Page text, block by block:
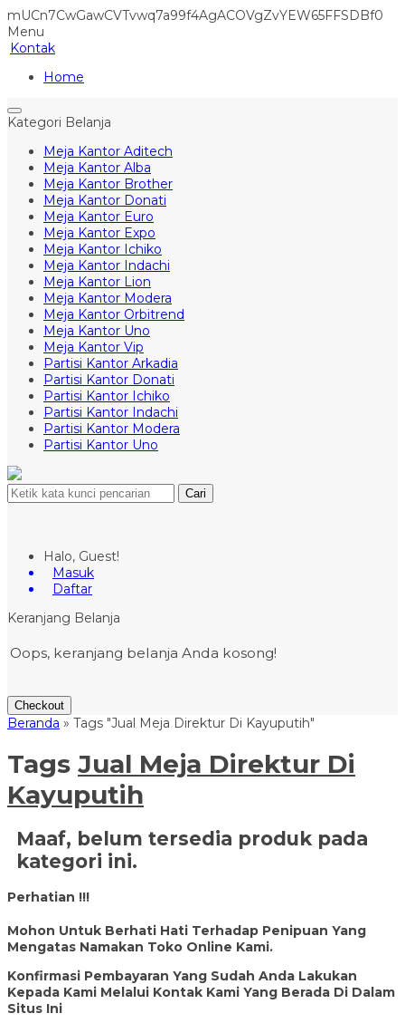
mUCn7CwGawCVTvwq7a99f4AgACOVgZvYEW65FFSDBf0
Menu
Kontak
Home
Kategori Belanja
Meja Kantor Aditech
Meja Kantor Alba
Meja Kantor Brother
Meja Kantor Donati
Meja Kantor Euro
Meja Kantor Expo
Meja Kantor Ichiko
Meja Kantor Indachi
Meja Kantor Lion
Meja Kantor Modera
Meja Kantor Orbitrend
Meja Kantor Uno
Meja Kantor Vip
Partisi Kantor Arkadia
Partisi Kantor Donati
Partisi Kantor Ichiko
Partisi Kantor Indachi
Partisi Kantor Modera
Partisi Kantor Uno
Cari
Halo, Guest!
Masuk
Daftar
Keranjang Belanja
Oops, keranjang belanja Anda kosong!
Checkout
Beranda » Tags "Jual Meja Direktur Di Kayuputih"
Tags Jual Meja Direktur Di
Kayuputih
Maaf, belum tersedia produk pada
kategori ini.
Perhatian !!!
Mohon Untuk Berhati Hati Terhadap Penipuan Yang
Mengatas Namakan Toko Online Kami.
Konfirmasi Pembayaran Yang Sudah Anda Lakukan
Kepada Kami Melalui Kontak Kami Yang Berada Di Dalam
Situs Ini